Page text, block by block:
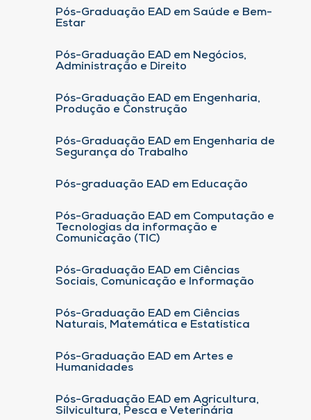
Pós-Graduação EAD em Saúde e Bem-
Estar
Pós-Graduação EAD em Negócios,
Administração e Direito
Pós-Graduação EAD em Engenharia,
Produção e Construção
Pós-Graduação EAD em Engenharia de
Segurança do Trabalho
Pós-graduação EAD em Educação
Pós-Graduação EAD em Computação e
Tecnologias da informação e
Comunicação (TIC)
Pós-Graduação EAD em Ciências
Sociais, Comunicação e Informação
Pós-Graduação EAD em Ciências
Naturais, Matemática e Estatística
Pós-Graduação EAD em Artes e
Humanidades
Pós-Graduação EAD em Agricultura,
Silvicultura, Pesca e Veterinária